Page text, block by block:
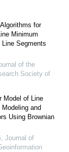
for
Minimum
Segments
of the
Society of
Model of Line
and
Using Brownian
, Journal of